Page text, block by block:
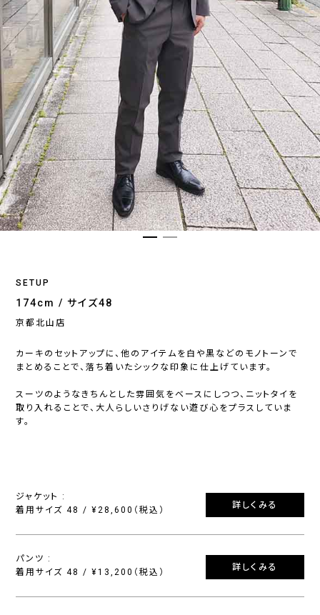
SETUP
174cm / サイズ48
京都北山店
カーキのセットアップに、他のアイテムを白や黒などのモノトーンで
まとめることで、落ち着いたシックな印象に仕上げています。
スーツのようなきちんとした雰囲気をベースにしつつ、ニットタイを
取り入れることで、大人らしいさりげない遊び心をプラスしていま
す。
ジャケット :
着用サイズ 48 / ¥28,600（税込）
詳しくみる
パンツ :
着用サイズ 48 / ¥13,200（税込）
詳しくみる